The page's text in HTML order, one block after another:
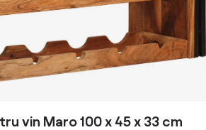
vin Maro 100 x 45 x 33 cm